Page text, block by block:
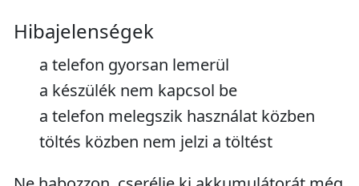
Hibajelenségek
a telefon gyorsan lemerül
a készülék nem kapcsol be
a telefon melegszik használat közben
töltés közben nem jelzi a töltést